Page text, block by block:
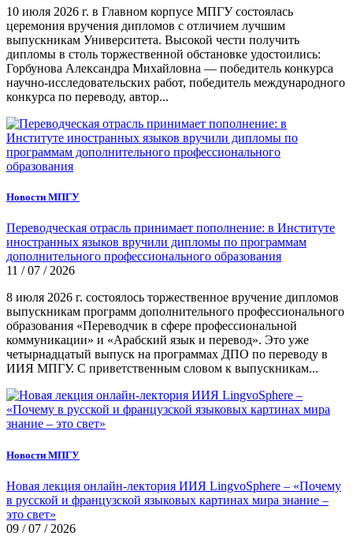
10 июля 2026 г. в Главном корпусе МПГУ состоялась
церемония вручения дипломов с отличием лучшим
выпускникам Университета. Высокой чести получить
дипломы в столь торжественной обстановке удостоились:
Горбунова Александра Михайловна — победитель конкурса
научно-исследовательских работ, победитель международного
конкурса по переводу, автор...
Новости МПГУ
Переводческая отрасль принимает пополнение: в Институте
иностранных языков вручили дипломы по программам
дополнительного профессионального образования
11 / 07 / 2026
8 июля 2026 г. состоялось торжественное вручение дипломов
выпускникам программ дополнительного профессионального
образования «Переводчик в сфере профессиональной
коммуникации» и «Арабский язык и перевод». Это уже
четырнадцатый выпуск на программах ДПО по переводу в
ИИЯ МПГУ. С приветственным словом к выпускникам...
Новости МПГУ
Новая лекция онлайн-лектория ИИЯ LingvoSphere – «Почему
в русской и французской языковых картинах мира знание –
это свет»
09 / 07 / 2026